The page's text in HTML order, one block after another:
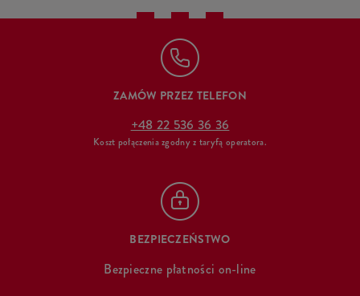
ZAMÓW PRZEZ TELEFON
+48 22 536 36 36
Koszt połączenia zgodny z taryfą operatora.
BEZPIECZEŃSTWO
Bezpieczne płatności on-line